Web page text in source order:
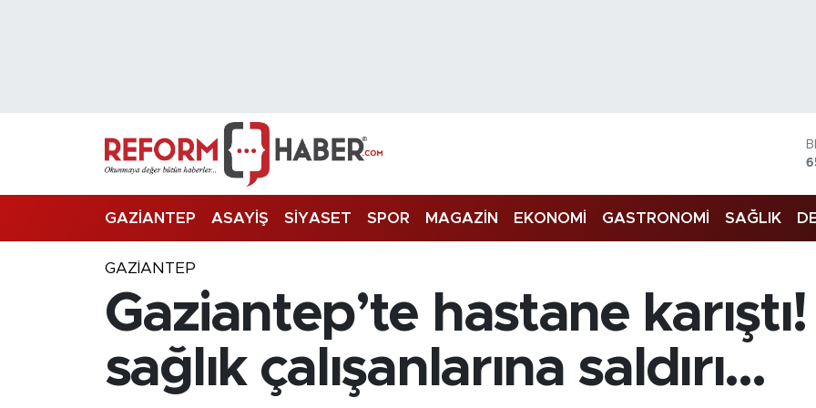
GAZİANTEP ASAYİŞ SİYASET SPOR MAGAZİN EKONOMİ GASTRONOMİ SAĞLIK
GAZIANTEP
Gaziantep’te hastane
sağlık çalışanlarına saldırı...
Trafik Durumu
Süper Lig Puan Durumu ve Fikstür
Son Dakika Haberleri